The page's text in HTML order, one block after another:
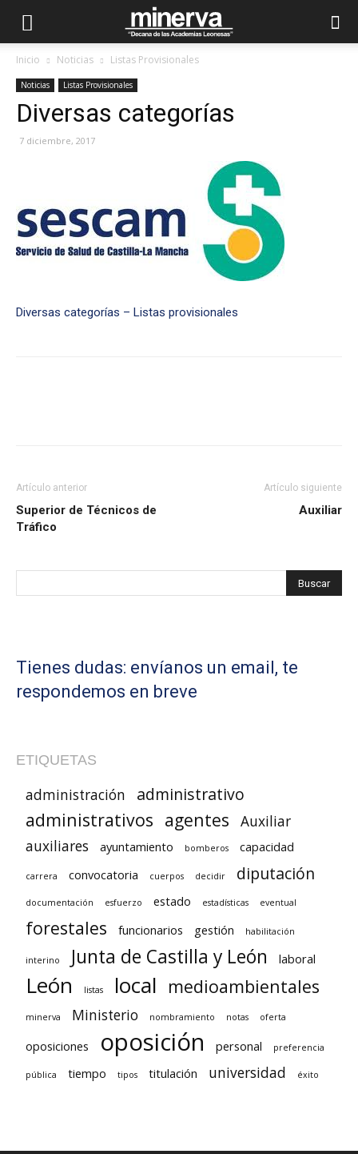
Inicio Noticias Listas Provisionales
Noticias Listas Provisionales
Diversas categorías
7 diciembre, 2017
Diversas categorías – Listas provisionales
Artículo anterior
Superior de Técnicos de
Tráfico
Artículo siguiente
Auxiliar
Tienes dudas: envíanos un email, te
respondemos en breve
ETIQUETAS
administración administrativo
administrativos agentes
Auxiliar
auxiliares
ayuntamiento bomberos capacidad
carrera convocatoria cuerpos decidir diputación
documentación esfuerzo estado estadísticas eventual
forestales funcionarios gestión habilitación
interino Junta de Castilla y León laboral
León listas local medioambientales
minerva Ministerio nombramiento notas oferta
oposiciones oposición personal preferencia
pública tiempo tipos titulación universidad éxito